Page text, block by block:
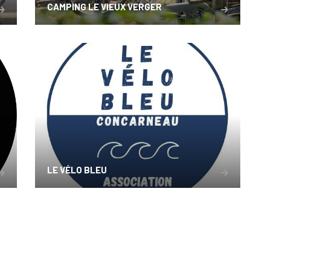
CAMPING LE VIEUX VERGER
LE VÉLO BLEU